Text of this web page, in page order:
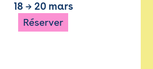
18 → 20 mars
Réserver